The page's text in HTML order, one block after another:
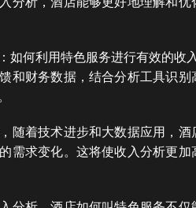
如何利用特色服务进行有效的收
和财务数据，结合分析工具识
随着技术进步和大数据应用，
需求变化。这将使收入分析更